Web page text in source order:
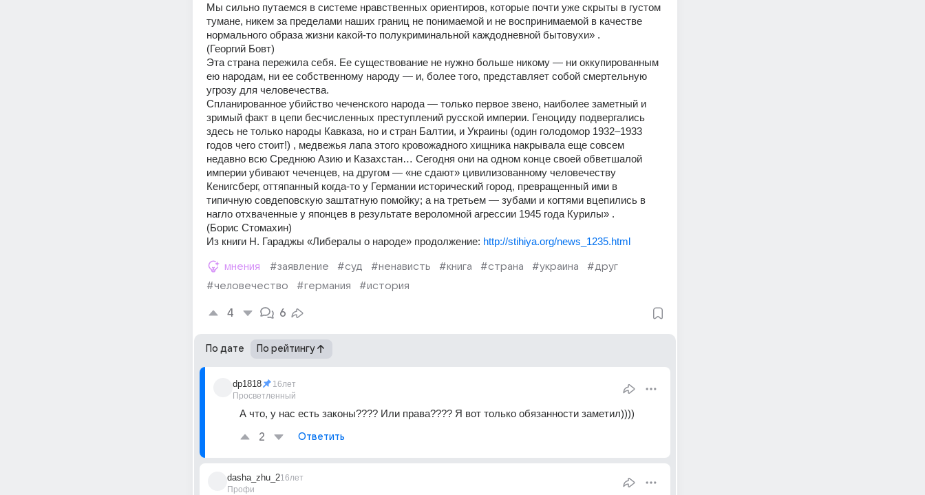
Мы сильно путаемся в системе нравственных ориентиров, которые почти уже скрыты в густом
тумане, никем за пределами наших границ не понимаемой и не воспринимаемой в качестве
нормального образа жизни какой-то полукриминальной каждодневной бытовухи» .
(Георгий Бовт)
Эта страна пережила себя. Ее существование не нужно больше никому — ни оккупированным
ею народам, ни ее собственному народу — и, более того, представляет собой смертельную
угрозу для человечества.
Спланированное убийство чеченского народа — только первое звено, наиболее заметный и
зримый факт в цепи бесчисленных преступлений русской империи. Геноциду подвергались
здесь не только народы Кавказа, но и стран Балтии, и Украины (один голодомор 1932–1933
годов чего стоит!) , медвежья лапа этого кровожадного хищника накрывала еще совсем
недавно всю Среднюю Азию и Казахстан… Сегодня они на одном конце своей обветшалой
империи убивают чеченцев, на другом — «не сдают» цивилизованному человечеству
Кенигсберг, оттяпанный когда-то у Германии исторический город, превращенный ими в
типичную совдеповскую заштатную помойку; а на третьем — зубами и когтями вцепились в
нагло отхваченные у японцев в результате вероломной агрессии 1945 года Курилы» .
(Борис Стомахин)
Из книги Н. Гараджы «Либералы о народе» продолжение: http://stihiya.org/news_1235.html
мнения #заявление #суд #ненависть #книга #страна #украина
#друг
#человечество
#германия #история
4 6
По дате По рейтингу
dp1818
Просветленный
16лет
А что, у нас есть законы???? Или права???? Я вот только обязанности заметил))))
2 Ответить
dasha_zhu_2
Профи
16лет